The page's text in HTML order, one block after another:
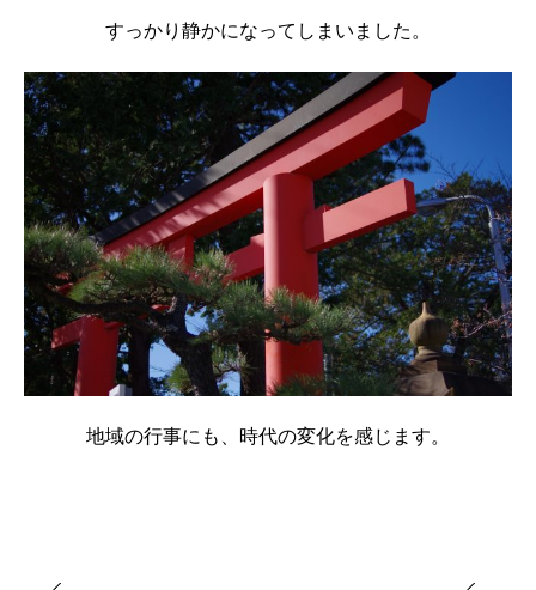
すっかり静かになってしまいました。
地域の行事にも、時代の変化を感じます。